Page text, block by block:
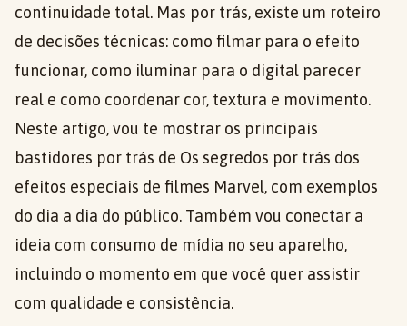
continuidade total. Mas por trás, existe um roteiro
de decisões técnicas: como filmar para o efeito
funcionar, como iluminar para o digital parecer
real e como coordenar cor, textura e movimento.
Neste artigo, vou te mostrar os principais
bastidores por trás de Os segredos por trás dos
efeitos especiais de filmes Marvel, com exemplos
do dia a dia do público. Também vou conectar a
ideia com consumo de mídia no seu aparelho,
incluindo o momento em que você quer assistir
com qualidade e consistência.